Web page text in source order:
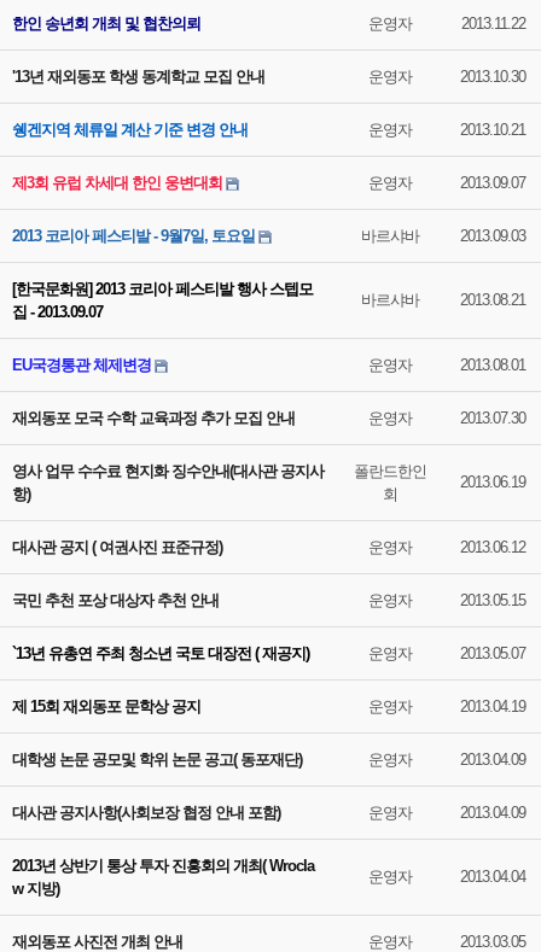
한인 송년회 개최 및 협찬의뢰 운영자 2013.11.22
'13년 재외동포 학생 동계학교 모집 안내 운영자 2013.10.30
쉥겐지역 체류일 계산 기준 변경 안내 운영자 2013.10.21
제3회 유럽 차세대 한인 웅변대회 운영자 2013.09.07
2013 코리아 페스티발 - 9월7일, 토요일 바르샤바 2013.09.03
[한국문화원] 2013 코리아 페스티발 행사 스텝모
집 - 2013.09.07
바르샤바 2013.08.21
EU국경통관 체제변경 운영자 2013.08.01
재외동포 모국 수학 교육과정 추가 모집 안내 운영자 2013.07.30
영사 업무 수수료 현지화 징수안내(대사관 공지사
항)
폴란드한인
회
2013.06.19
대사관 공지 ( 여권사진 표준규정) 운영자 2013.06.12
국민 추천 포상 대상자 추천 안내 운영자 2013.05.15
`13년 유총연 주최 청소년 국토 대장전 ( 재공지) 운영자 2013.05.07
제 15회 재외동포 문학상 공지 운영자 2013.04.19
대학생 논문 공모및 학위 논문 공고( 동포재단) 운영자 2013.04.09
대사관 공지사항(사회보장 협정 안내 포함) 운영자 2013.04.09
2013년 상반기 통상 투자 진흥회의 개최( Wrocla
w 지방)
운영자 2013.04.04
재외동포 사진전 개최 안내 운영자 2013.03.05